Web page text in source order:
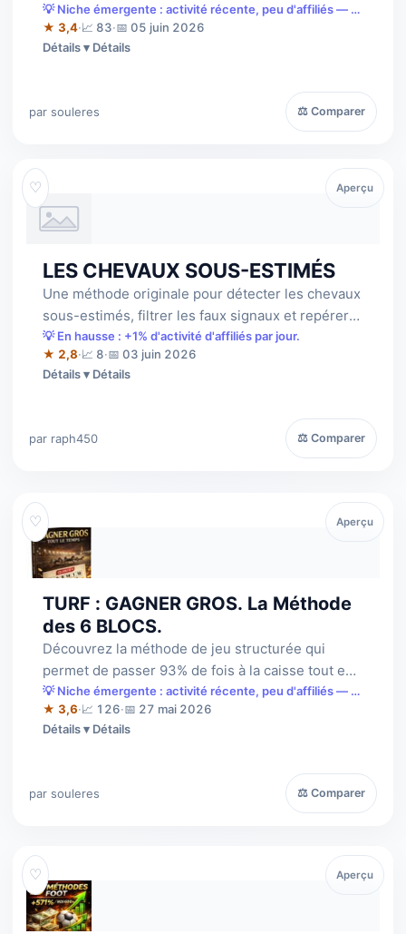
(déferrés des 4 pieds) qui rempli…
💡 Niche émergente : activité récente, peu d'affiliés — à
saisir tôt.
★ 3,4·📈 83·📅 05 juin 2026
Détails
par souleres ⚖ Comparer
♡
LES CHEVAUX SOUS-ESTIMÉS
Une méthode originale pour détecter les chevaux
sous-estimés, filtrer les faux signaux et repérer
les futurs gagnants avant les a…
💡 En hausse : +1% d'activité d'affiliés par jour.
★ 2,8·📈 8·📅 03 juin 2026
Détails
par raph450 ⚖ Comparer
Aperçu
♡
TURF : GAGNER GROS. La Méthode
des 6 BLOCS.
Découvrez la méthode de jeu structurée qui
permet de passer 93% de fois à la caisse tout en
restant positionné pour les très gros…
💡 Niche émergente : activité récente, peu d'affiliés — à
saisir tôt.
★ 3,6·📈 126·📅 27 mai 2026
Détails
par souleres ⚖ Comparer
Aperçu
♡ Aperçu